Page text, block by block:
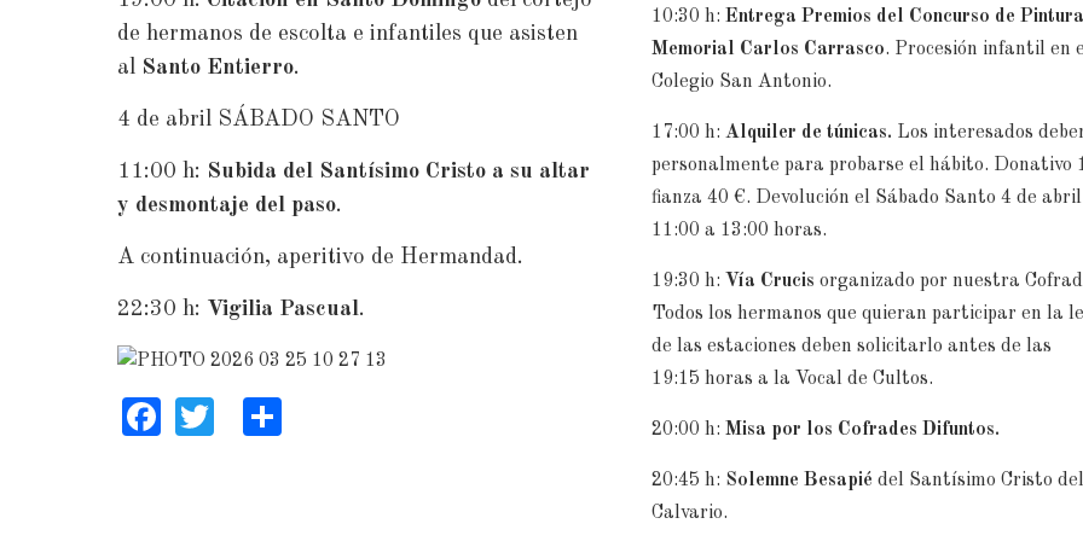
de hermanos de escolta e infantiles que asisten
al Santo Entierro.
4 de abril SÁBADO SANTO
11:00 h: Subida del Santísimo Cristo a su altar
y desmontaje del paso.
A continuación, aperitivo de Hermandad.
22:30 h: Vigilia Pascual.
Facebook
Twitter
10:30 h: Entrega Premios del Concurso de Pintura
Memorial Carlos Carrasco. Procesión infantil en
Colegio San Antonio.
17:00 h: Alquiler de túnicas. Los interesados
personalmente para probarse el hábito. Donativo
fianza 40 €. Devolución el Sábado Santo 4 de abril
11:00 a 13:00 horas.
19:30 h: Vía Crucis organizado por nuestra
Todos los hermanos que quieran participar en la
de las estaciones deben solicitarlo antes de las
19:15 horas a la Vocal de Cultos.
20:00 h: Misa por los Cofrades Difuntos.
20:45 h: Solemne Besapié del Santísimo Cristo del
Calvario.